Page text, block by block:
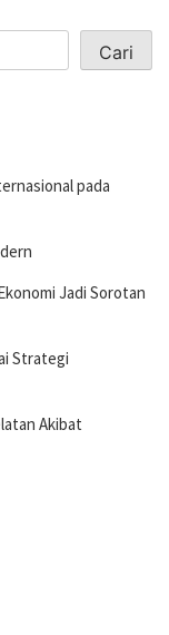
Cari
pada
Jadi Sorotan
Strategi
Akibat